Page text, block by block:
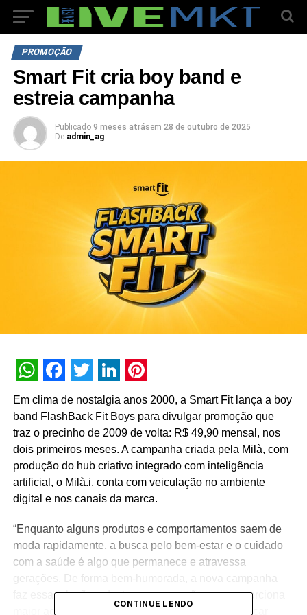
PROMOÇÃO
Smart Fit cria boy band e
estreia campanha
Publicado 9 meses atrásem 28 de outubro de 2025
De admin_ag
WhatsApp
Facebook
Twitter
LinkedIn
Pinterest
Em clima de nostalgia anos 2000, a Smart Fit lança a boy
band FlashBack Fit Boys para divulgar promoção que
traz o precinho de 2009 de volta: R$ 49,90 mensal, nos
dois primeiros meses. A campanha criada pela Milà, com
produção do hub criativo integrado com inteligência
artificial, o Milà.i, conta com veiculação no ambiente
digital e nos canais da marca.
“Enquanto alguns produtos e comportamentos saem de
moda rapidamente, a busca pelo bem-estar e o cuidado
com a saúde é algo que permanece e atravessa
gerações. De forma bem-humorada, a nova campanha
faz essa relação e destaca a promoção que proporciona
maior acessibilidade para quem quer treinar, praticar
CONTINUE LENDO